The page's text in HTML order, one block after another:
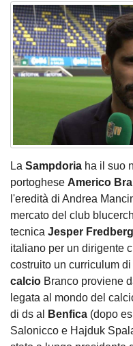
La Sampdoria ha il suo
portoghese Americo
l'eredità di Andrea
mercato del club
tecnica Jesper Fredberg
italiano per un dirigente
costruito un curriculum
calcio Branco proviene
legata al mondo del
di ds al
Benfica (dopo
Salonicco e Hajduk